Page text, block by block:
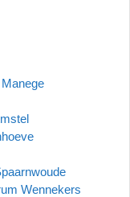
Wennekers